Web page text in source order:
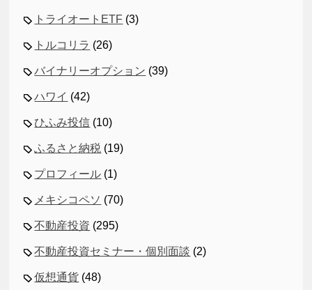
トライオートETF (3)
トルコリラ (26)
バイナリーオプション (39)
ハワイ (42)
ひふみ投信 (10)
ふるさと納税 (19)
プロフィール (1)
メキシコペソ (70)
不動産投資 (295)
不動産投資セミナー・個別面談 (2)
仮想通貨 (48)